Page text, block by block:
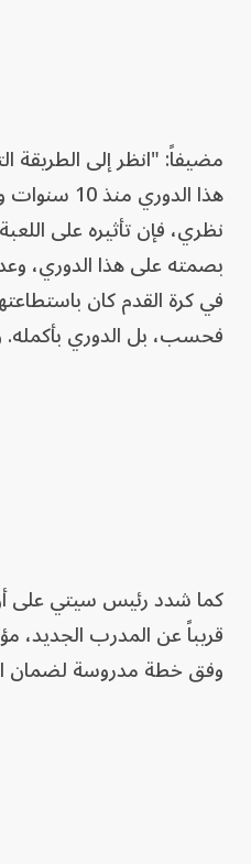
مضيفاً: "انظر إلى الطريقة
هذا الدوري
نظري، فإن تأثيره على
بصمته على هذا الدوري،
في كرة القدم كان
فحسب، بل الدوري
كما شدد رئيس سيتي على
قريباً عن المدرب الجديد،
وفق خطة مدروسة لضمان